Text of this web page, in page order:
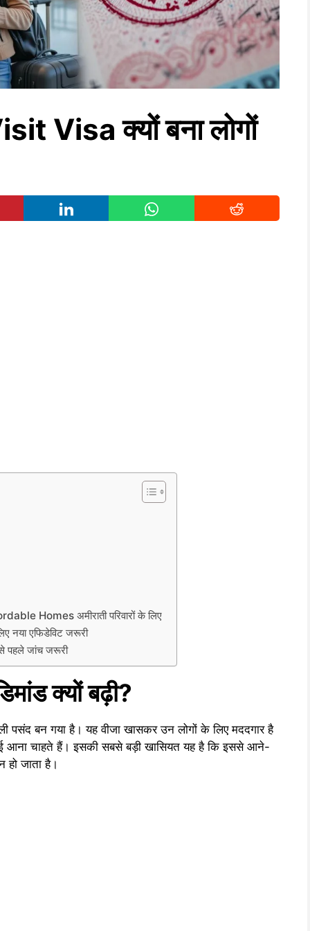
Visa क्यों बना लोगों
Homes अमीराती परिवारों के लिए
नया एफिडेविट जरूरी
पहले जांच जरूरी
क्यों बढ़ी?
पसंद बन गया है। यह वीजा खासकर उन लोगों के लिए मददगार है
आना चाहते हैं। इसकी सबसे बड़ी खासियत यह है कि इससे आने-
जाता है।